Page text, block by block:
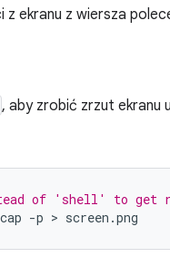
ekranu z wiersza
, aby zrobić zrzut ekranu
of 'shell' to get
-p >